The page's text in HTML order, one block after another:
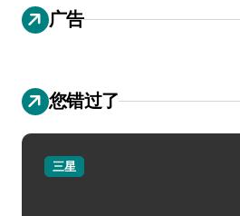
广告
您错过了
三星